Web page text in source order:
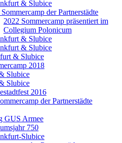
& Slubice
der Partnerstädte
2022 Sommercamp präsentiert im
Collegium Polonicum
& Slubice
& Slubice
& Slubice
2018
Slubice
Slubice
2016
der Partnerstädte
GUS Armee
750
Slubice